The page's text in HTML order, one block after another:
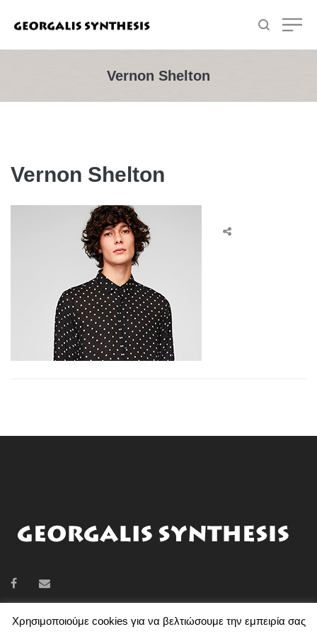
Vernon Shelton
Vernon Shelton
Χρησιμοποιούμε cookies για να βελτιώσουμε την εμπειρία σας